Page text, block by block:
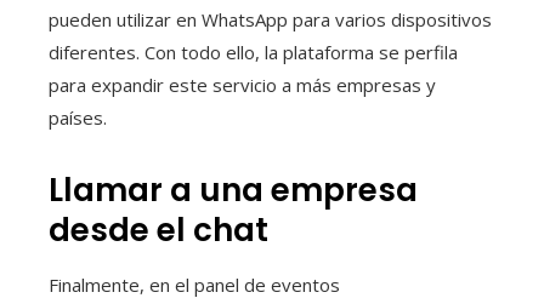
pueden utilizar en WhatsApp para varios dispositivos
diferentes. Con todo ello, la plataforma se perfila
para expandir este servicio a más empresas y
países.
Llamar a una empresa
desde el chat
Finalmente, en el panel de eventos